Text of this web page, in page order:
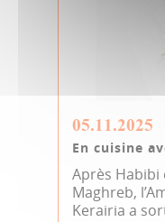
05.11.2025
En cuisine
Après Habibi
Maghreb,
Kerairia a